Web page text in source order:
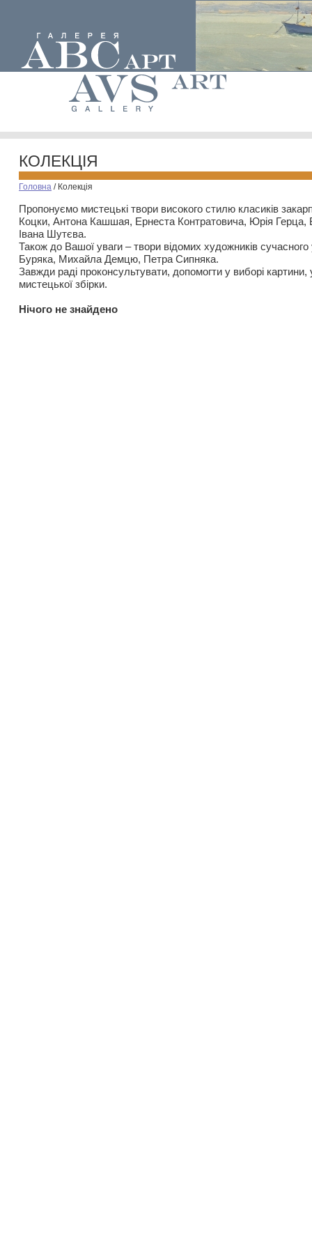
КОЛЕКЦІЯ
Головна / Колекція
Пропонуємо мистецькі твори високого стилю класиків
Коцки, Антона Кашшая, Ернеста Контратовича, Юрія
Івана Шутєва.
Також до Вашої уваги – твори відомих художників
Буряка, Михайла Демцю, Петра Сипняка.
Завжди раді проконсультувати, допомогти у виборі картини,
мистецької збірки.
Нiчого не знайдено